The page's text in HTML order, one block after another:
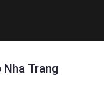
Nha Trang